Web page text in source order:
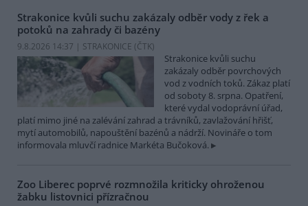
Strakonice kvůli suchu zakázaly odběr vody z řek a
potoků na zahrady či bazény
9.8.2026 14:37 | STRAKONICE (ČTK)
Strakonice kvůli suchu
zakázaly odběr povrchových
vod z vodních toků. Zákaz platí
od soboty 8. srpna. Opatření,
které vydal vodoprávní úřad,
platí mimo jiné na zalévání zahrad a trávníků, zavlažování hřišť,
mytí automobilů, napouštění bazénů a nádrží. Novináře o tom
informovala mluvčí radnice Markéta Bučoková.
Zoo Liberec poprvé rozmnožila kriticky ohroženou
žabku listovnici přízračnou